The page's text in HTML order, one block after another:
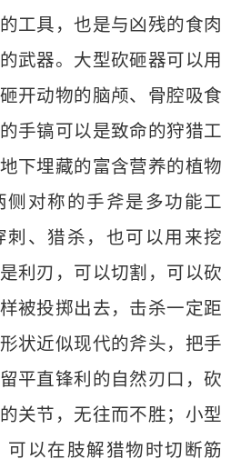
工具，也是与凶残的食肉
武器。大型砍砸器可以用
开动物的脑颅、骨腔吸食
手镐可以是致命的狩猎工
下埋藏的富含营养的植物
对称的手斧是多功能工
刺、猎杀，也可以用来挖
利刃，可以切割，可以砍
被投掷出去，击杀一定距
状近似现代的斧头，把手
平直锋利的自然刃口，砍
关节，无往而不胜；小型
以在肢解猎物时切断筋